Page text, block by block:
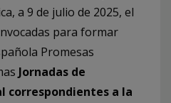
a 9 de julio de 2025, el
para formar
Promesas
Jornadas de
correspondientes a la